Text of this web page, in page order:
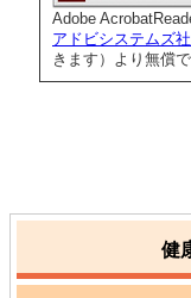
Adobe
アドビシステムズ
きます）より無償
健